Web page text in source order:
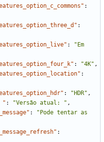
:
:
:
"Em
: "4K" ,
:
: "HDR" ,
" : "Versão atual: " ,
:
"Pode tentar as
: